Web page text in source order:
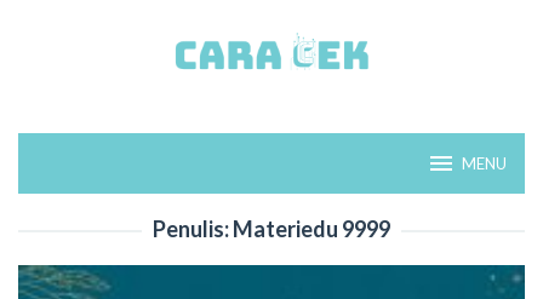
MENU
Penulis:Materiedu 9999